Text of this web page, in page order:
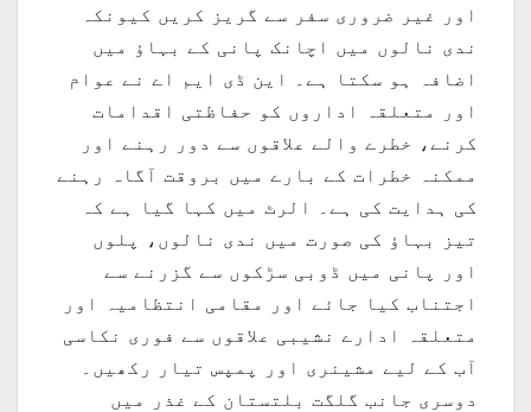
اور غیر ضروری سفر سے گریز کریں کیونکہ
ندی نالوں میں اچانک پانی کے بہاؤ میں
اضافہ ہو سکتا ہے۔ این ڈی ایم اے نے عوام
اور متعلقہ اداروں کو حفاظتی اقدامات
کرنے، خطرے والے علاقوں سے دور رہنے اور
ممکنہ خطرات کے بارے میں بروقت آگاہ رہنے
کی ہدایت کی ہے۔ الرٹ میں کہا گیا ہے کہ
تیز بہاؤ کی صورت میں ندی نالوں، پلوں
اور پانی میں ڈوبی سڑکوں سے گزرنے سے
اجتناب کیا جائے اور مقامی انتظامیہ اور
متعلقہ ادارے نشیبی علاقوں سے فوری نکاسی
آب کے لیے مشینری اور پمپس تیار رکھیں۔
دوسری جانب گلگت بلتستان کے غذر میں